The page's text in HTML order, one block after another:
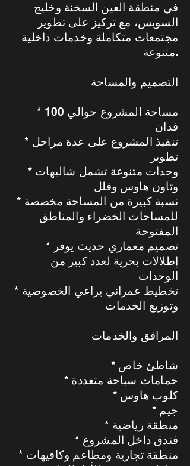
في منطقة العين السخنة وخليج
السويس، مع تركيز على تطوير
مجتمعات متكاملة وخدمات داخلية
متنوعة.
التصميم والمساحة
* مساحة المشروع حوالي 100
فدان
* تنفيذ المشروع على عدة مراحل
تطوير
* وحدات متنوعة تشمل شاليهات
وتاون هاوس وفلل
* نسبة كبيرة من المساحة مخصصة
للمساحات الخضراء والمناطق
المفتوحة
* تصميم معماري حديث يوفر
إطلالات بحرية لعدد كبير من
الوحدات
* تخطيط عمراني يراعي الخصوصية
وتوزيع الخدمات
المرافق والخدمات
* شاطئ خاص
* حمامات سباحة متعددة
* كلوب هاوس
* جيم
* منطقة رياضية
* فندق داخل المشروع
* منطقة تجارية ومطاعم وكافيهات